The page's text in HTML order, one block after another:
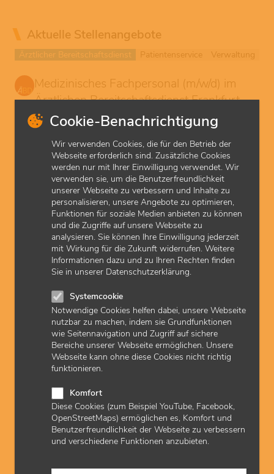
Cookie-Benachrichtigung
Wir verwenden Cookies, die für den Betrieb der
Webseite erforderlich sind. Zusätzliche Cookies
werden nur mit Ihrer Einwilligung verwendet. Wir
verwenden sie, um die Benutzerfreundlichkeit
unserer Webseite zu verbessern und Inhalte zu
personalisieren, unsere Angebote zu optimieren,
Funktionen für soziale Medien anbieten zu können
und die Zugriffe auf unsere Webseite zu
analysieren. Sie können Ihre Einwilligung jederzeit
mit Wirkung für die Zukunft widerrufen. Weitere
Informationen dazu und zu Ihren Rechten finden
Sie in unserer Datenschutzerklärung.
Systemcookie
Notwendige Cookies helfen dabei, unsere Webseite
nutzbar zu machen, indem sie Grundfunktionen
wie Seitennavigation und Zugriff auf sichere
Bereiche unserer Webseite ermöglichen. Unsere
Webseite kann ohne diese Cookies nicht richtig
funktionieren.
Komfort
Diese Cookies (zum Beispiel YouTube, Facebook,
OpenStreetMaps) ermöglichen es, Komfort und
Benutzerfreundlichkeit der Webseite zu verbessern
und verschiedene Funktionen anzubieten.
Aktuelle Stellenangebote
Ärztlicher Bereitschaftsdienst Patientenservice Verwaltung
Medizinisches Fachpersonal (m/w/d) im
Ärztlichen Bereitschaftsdienst Frankfurt-
Nordwest
Ärztlicher Bereitschaftsdienst
Frankfurt
Unbefristet
Vollzeit/ Teilzeit
Studentischer med. Mitarbeitender im
Ärztlichen Bereitschaftsdienst Frankfurt-
Nordwest (m/w/d)
Ärztlicher Bereitschaftsdienst
Frankfurt
Befristet
Teilzeit
Studentischer med. Mitarbeitender im
Ärztlichen Bereitschaftsdienst Bad Soden /
Ärztlicher Bereitschaftsdienst
Bad Soden / Königstein
Befristet Teilzeit
Medizinisches Fachpersonal (m/w/d) im
Ärztlichen Bereitschaftsdienst Bad Soden /
Königstein
Ärztlicher Bereitschaftsdienst
Bad Soden / Königstein
Unbefristet
Vollzeit/ Teilzeit
Medizinisches Fachpersonal (m/w/d) im
Wiesbaden